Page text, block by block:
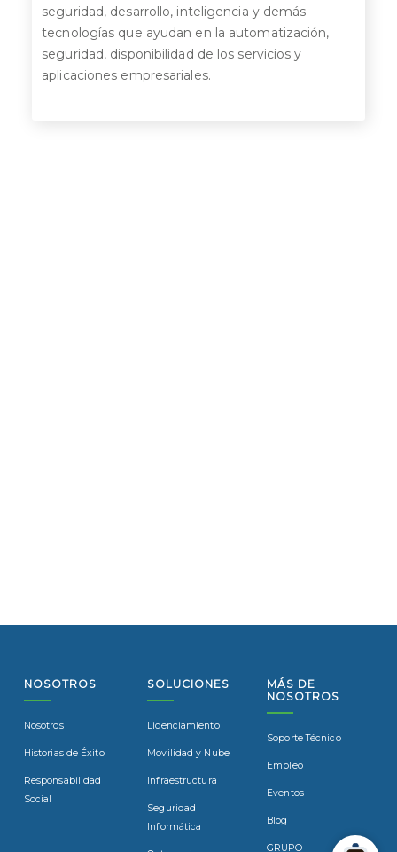
seguridad, desarrollo, inteligencia y demás
tecnologías que ayudan en la automatización,
seguridad, disponibilidad de los servicios y
aplicaciones empresariales.
NOSOTROS
Nosotros
Historias de Éxito
Responsabilidad
Social
SOLUCIONES
Licenciamiento
Movilidad y Nube
Infraestructura
Seguridad
Informática
MÁS DE
NOSOTROS
Soporte Técnico
Empleo
Eventos
Blog
GRUPO